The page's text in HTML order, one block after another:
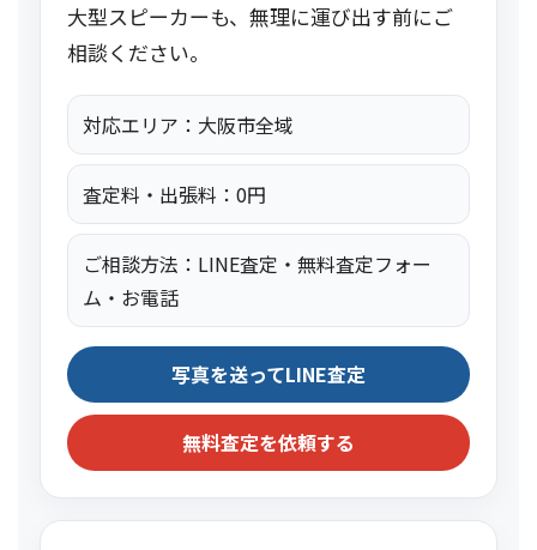
大型スピーカーも、無理に運び出す前にご
相談ください。
対応エリア：大阪市全域
査定料・出張料：0円
ご相談方法：LINE査定・無料査定フォー
ム・お電話
写真を送ってLINE査定
無料査定を依頼する